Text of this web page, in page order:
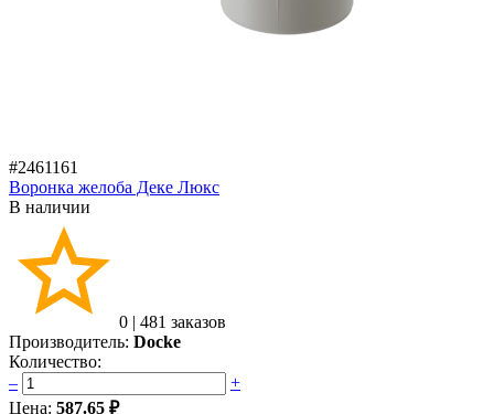
#2461161
Воронка желоба Деке Люкс
В наличии
0 | 481 заказов
Производитель: Docke
Количество:
–
+
Цена: 587.65 ₽